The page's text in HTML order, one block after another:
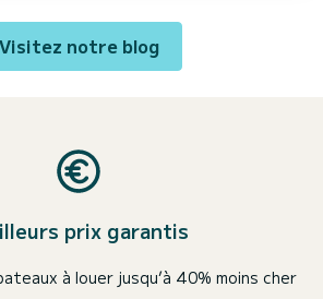
Visitez notre blog
prix garantis
à louer jusqu’à 40% moins cher